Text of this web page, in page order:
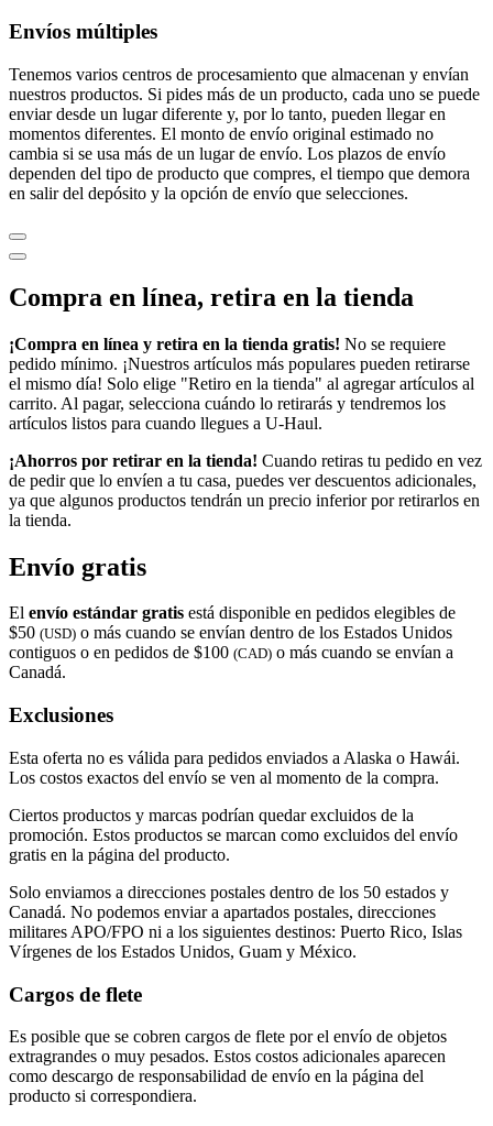
Envíos múltiples
Tenemos varios centros de procesamiento que almacenan y envían
nuestros productos. Si pides más de un producto, cada uno se puede
enviar desde un lugar diferente y, por lo tanto, pueden llegar en
momentos diferentes. El monto de envío original estimado no
cambia si se usa más de un lugar de envío. Los plazos de envío
dependen del tipo de producto que compres, el tiempo que demora
en salir del depósito y la opción de envío que selecciones.
Compra en línea, retira en la tienda
¡Compra en línea y retira en la tienda gratis! No se requiere
pedido mínimo. ¡Nuestros artículos más populares pueden retirarse
el mismo día! Solo elige "Retiro en la tienda" al agregar artículos al
carrito. Al pagar, selecciona cuándo lo retirarás y tendremos los
artículos listos para cuando llegues a U-Haul.
¡Ahorros por retirar en la tienda! Cuando retiras tu pedido en vez
de pedir que lo envíen a tu casa, puedes ver descuentos adicionales,
ya que algunos productos tendrán un precio inferior por retirarlos en
la tienda.
Envío gratis
El envío estándar gratis está disponible en pedidos elegibles de
$50 (USD) o más cuando se envían dentro de los Estados Unidos
contiguos o en pedidos de $100 (CAD) o más cuando se envían a
Canadá.
Exclusiones
Esta oferta no es válida para pedidos enviados a Alaska o Hawái.
Los costos exactos del envío se ven al momento de la compra.
Ciertos productos y marcas podrían quedar excluidos de la
promoción. Estos productos se marcan como excluidos del envío
gratis en la página del producto.
Solo enviamos a direcciones postales dentro de los 50 estados y
Canadá. No podemos enviar a apartados postales, direcciones
militares APO/FPO ni a los siguientes destinos: Puerto Rico, Islas
Vírgenes de los Estados Unidos, Guam y México.
Cargos de flete
Es posible que se cobren cargos de flete por el envío de objetos
extragrandes o muy pesados. Estos costos adicionales aparecen
como descargo de responsabilidad de envío en la página del
producto si correspondiera.